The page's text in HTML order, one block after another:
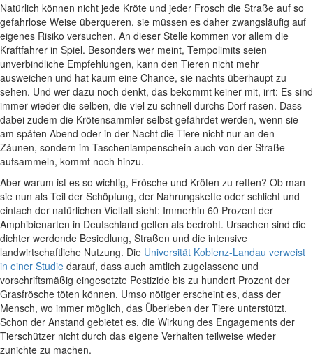
Natürlich können nicht jede Kröte und jeder Frosch die Straße auf so
gefahrlose Weise überqueren, sie müssen es daher zwangsläufig auf
eigenes Risiko versuchen. An dieser Stelle kommen vor allem die
Kraftfahrer in Spiel. Besonders wer meint, Tempolimits seien
unverbindliche Empfehlungen, kann den Tieren nicht mehr
ausweichen und hat kaum eine Chance, sie nachts überhaupt zu
sehen. Und wer dazu noch denkt, das bekommt keiner mit, irrt: Es sind
immer wieder die selben, die viel zu schnell durchs Dorf rasen. Dass
dabei zudem die Krötensammler selbst gefährdet werden, wenn sie
am späten Abend oder in der Nacht die Tiere nicht nur an den
Zäunen, sondern im Taschenlampenschein auch von der Straße
aufsammeln, kommt noch hinzu.
Aber warum ist es so wichtig, Frösche und Kröten zu retten? Ob man
sie nun als Teil der Schöpfung, der Nahrungskette oder schlicht und
einfach der natürlichen Vielfalt sieht: Immerhin 60 Prozent der
Amphibienarten in Deutschland gelten als bedroht. Ursachen sind die
dichter werdende Besiedlung, Straßen und die intensive
landwirtschaftliche Nutzung. Die Universität Koblenz-Landau verweist
in einer Studie darauf, dass auch amtlich zugelassene und
vorschriftsmäßig eingesetzte Pestizide bis zu hundert Prozent der
Grasfrösche töten können. Umso nötiger erscheint es, dass der
Mensch, wo immer möglich, das Überleben der Tiere unterstützt.
Schon der Anstand gebietet es, die Wirkung des Engagements der
Tierschützer nicht durch das eigene Verhalten teilweise wieder
zunichte zu machen.